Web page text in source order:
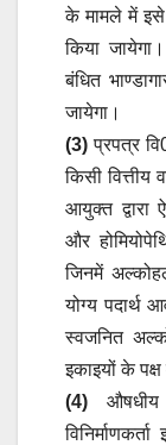
के मामले में इसे
किया
बंधित
जायेगा।
(3) प्रपत्र
किसी
आयुक्त द्वारा
और
जिनमें
योग्य पदार्थ
स्वजनित
इकाइयों के
(4) औषधीय